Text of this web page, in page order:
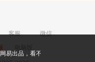
客服
微信
读神器